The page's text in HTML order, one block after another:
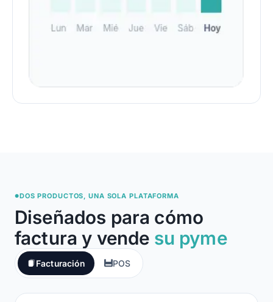
●DOS PRODUCTOS, UNA SOLA PLATAFORMA
Diseñados para cómo
factura y vende su pyme
Facturación POS